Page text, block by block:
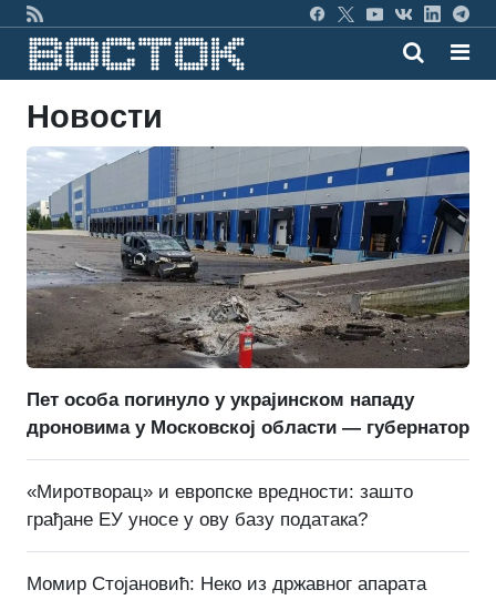
Новости
Пет особа погинуло у украјинском нападу
дроновима у Московској области — губернатор
«Миротворац» и европске вредности: зашто
грађане ЕУ уносе у ову базу података?
Момир Стојановић: Неко из државног апарата